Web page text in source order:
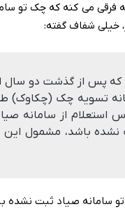
می کنه که چک تو
پس از گذشت دو سال از
تسویه چک (چکاوک)
استعلام از سامانه
باشد، مشمول این
سامانه صیاد ثبت نشده